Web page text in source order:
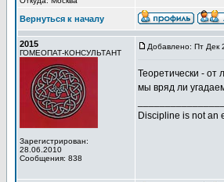
Вернуться к началу
2015
ГОМЕОПАТ-КОНСУЛЬТАНТ
Зарегистрирован:
28.06.2010
Сообщения: 838
Добавлено: Пт Дек
Теоретически - от
мы вряд ли
Discipline is not an